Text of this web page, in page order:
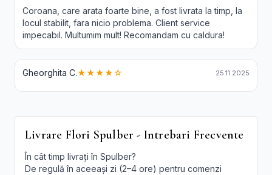
Coroana, care arata foarte bine, a fost livrata la timp, la
locul stabilit, fara nicio problema. Client service
impecabil. Multumim mult! Recomandam cu caldura!
Gheorghita C.★★★★☆ 25.11.2025
Livrare Flori Spulber - Intrebari Frecvente
În cât timp livrați în Spulber?
De regulă în aceeași zi (2–4 ore) pentru comenzi